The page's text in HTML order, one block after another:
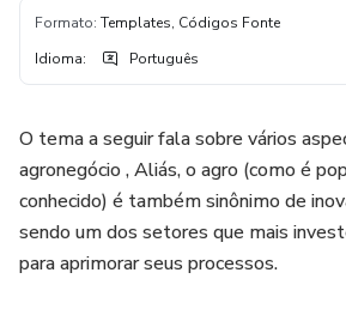
Formato: Templates, Códigos Fonte
Idioma: Português
O tema a seguir fala sobre vários
agronegócio , Aliás, o agro (como é
conhecido) é também sinônimo de
sendo um dos setores que mais
para aprimorar seus processos.